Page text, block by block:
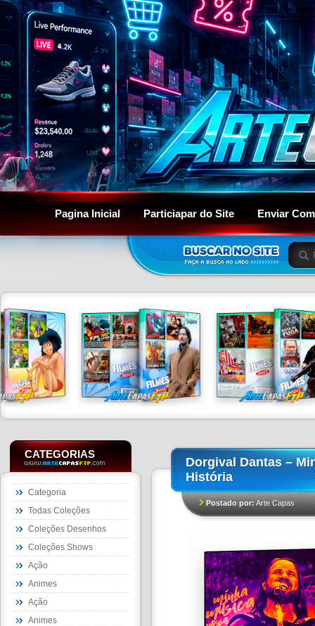
Pagina Inicial Particiapar do Site Enviar
CATEGORIAS
Categoria
Todas Coleções
Coleções Desenhos
Coleções Shows
Ação
Animes
Ação
Animes
Dorgival Dantas –
História
Postado por:Arte Capas